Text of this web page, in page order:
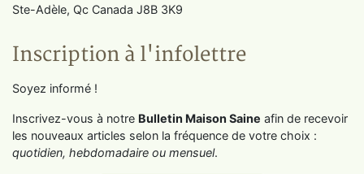
Ste-Adèle, Qc Canada J8B 3K9
Inscription à l'infolettre
Soyez informé !
Inscrivez-vous à notre Bulletin Maison Saine afin de recevoir
les nouveaux articles selon la fréquence de votre choix :
quotidien, hebdomadaire ou mensuel.